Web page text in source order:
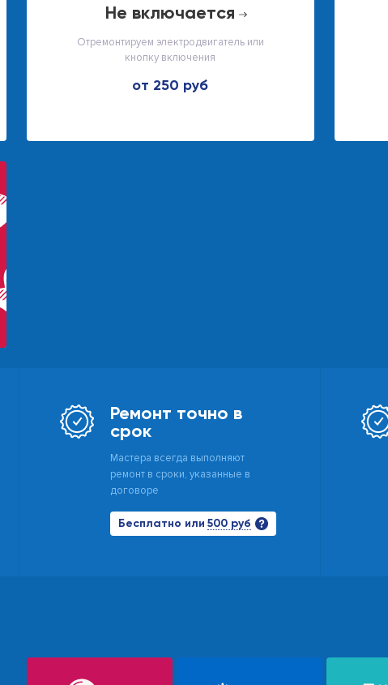
не включается
Отремонтируем электродвигатель или
кнопку включения
от 250 руб
Ремонт точно в
срок
Мастера всегда выполняют
ремонт в сроки, указанные в
договоре
Бесплатно или 500 руб